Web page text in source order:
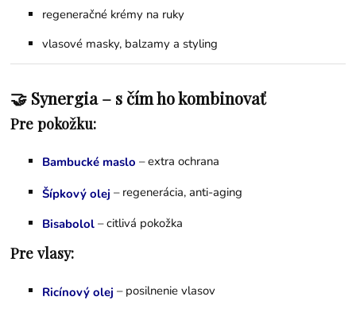
regeneračné krémy na ruky
vlasové masky, balzamy a styling
🤝 Synergia – s čím ho kombinovať
Pre pokožku:
Bambucké maslo – extra ochrana
Šípkový olej – regenerácia, anti-aging
Bisabolol – citlivá pokožka
Pre vlasy:
Ricínový olej – posilnenie vlasov